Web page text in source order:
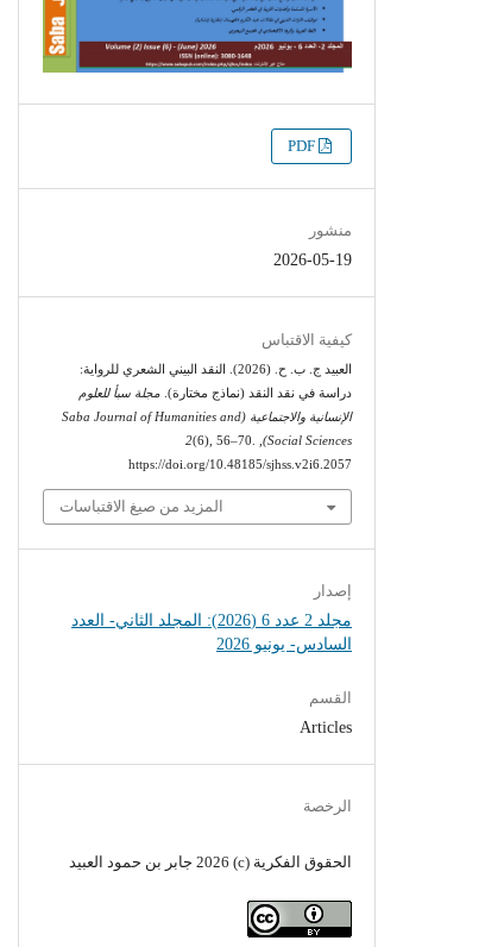
التنزيلات
PDF
منشور
2026-05-19
كيفية الاقتباس
العبيد ج. ب. ح. (2026). النقد البيني الشعري للرواية:
دراسة في نقد النقد (نماذج مختارة).مجلة سبأ للعلوم
الإنسانية والاجتماعية (Saba Journal of Humanities and
Social Sciences)
2(6), 56–70.
https://doi.org/10.48185/sjhss.v2i6.2057
المزيد من صيغ الاقتباسات
إصدار
مجلد 2 عدد 6 (2026): المجلد الثاني- العدد
السادس- يونيو 2026
القسم
Articles
الرخصة
الحقوق الفكرية (c) 2026 جابر بن حمود العبيد